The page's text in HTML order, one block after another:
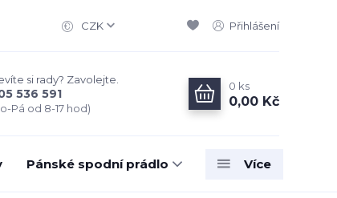
CZK Přihlášení
si rady? Zavolejte.
536 591
Pá od 8-17 hod)
0 ks
0,00 Kč
Pánské spodní prádlo Více